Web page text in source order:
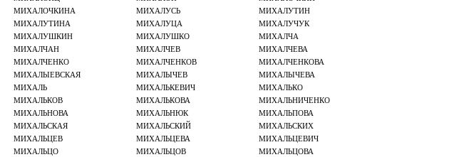
МИХАЛОЧКИНА
МИХАЛУСЬ
МИХАЛУТИН
МИХАЛУТИНА
МИХАЛУЦА
МИХАЛУЧУК
МИХАЛУШКИН
МИХАЛУШКО
МИХАЛЧА
МИХАЛЧАН
МИХАЛЧЕВ
МИХАЛЧЕВА
МИХАЛЧЕНКО
МИХАЛЧЕНКОВ
МИХАЛЧЕНКОВА
МИХАЛЫЕВСКАЯ
МИХАЛЫЧЕВ
МИХАЛЫЧЕВА
МИХАЛЬ
МИХАЛЬКЕВИЧ
МИХАЛЬКО
МИХАЛЬКОВ
МИХАЛЬКОВА
МИХАЛЬНИЧЕНКО
МИХАЛЬНОВА
МИХАЛЬНЮК
МИХАЛЬПОВА
МИХАЛЬСКАЯ
МИХАЛЬСКИЙ
МИХАЛЬСКИХ
МИХАЛЬЦЕВ
МИХАЛЬЦЕВА
МИХАЛЬЦЕВИЧ
МИХАЛЬЦО
МИХАЛЬЦОВ
МИХАЛЬЦОВА